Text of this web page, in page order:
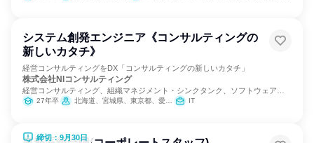
システム創発エンジニア《コンサルティングの
新しいカタチ》
経営コンサルティングをDX「コンサルティングの新しいカタチ」
株式会社NIコンサルティング
経営コンサルティング、組織マネジメント・シンクタンク、ソフトウェア開
発
27年卒 北海道、宮城県、東京都、愛知県、大阪府、広島県、福岡県 IT
締切：9月30日